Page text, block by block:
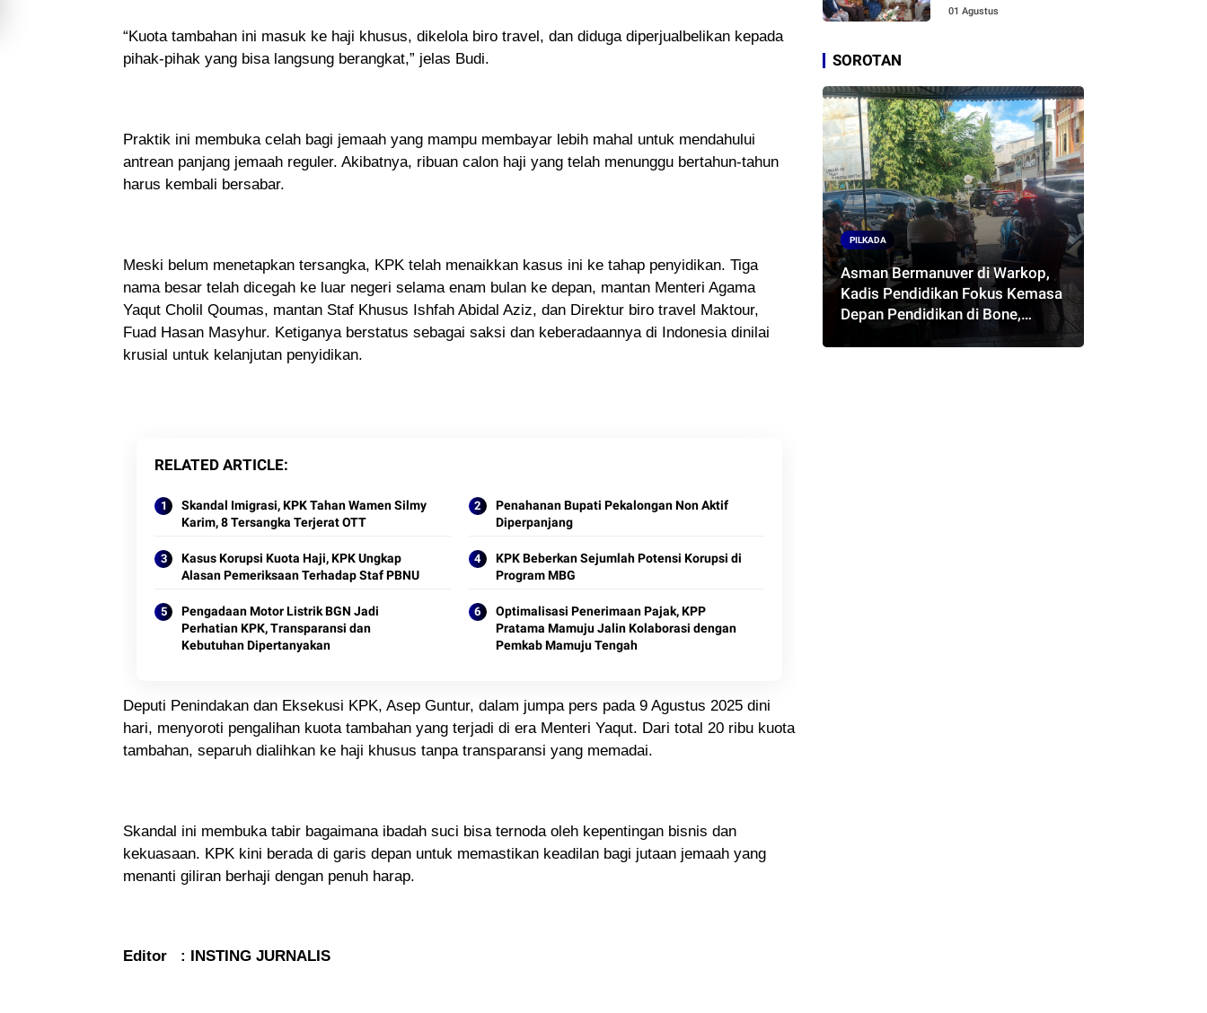
“Kuota tambahan ini masuk ke haji khusus, dikelola biro travel, dan diduga diperjualbelikan kepada
pihak-pihak yang bisa langsung berangkat,” jelas Budi.
Praktik ini membuka celah bagi jemaah yang mampu membayar lebih mahal untuk mendahului
antrean panjang jemaah reguler. Akibatnya, ribuan calon haji yang telah menunggu bertahun-tahun
harus kembali bersabar.
Meski belum menetapkan tersangka, KPK telah menaikkan kasus ini ke tahap penyidikan. Tiga
nama besar telah dicegah ke luar negeri selama enam bulan ke depan, mantan Menteri Agama
Yaqut Cholil Qoumas, mantan Staf Khusus Ishfah Abidal Aziz, dan Direktur biro travel Maktour,
Fuad Hasan Masyhur. Ketiganya berstatus sebagai saksi dan keberadaannya di Indonesia dinilai
krusial untuk kelanjutan penyidikan.
RELATED ARTICLE
Skandal Imigrasi, KPK Tahan Wamen Silmy
Karim, 8 Tersangka Terjerat OTT
Penahanan Bupati Pekalongan Non Aktif
Diperpanjang
Kasus Korupsi Kuota Haji, KPK Ungkap
Alasan Pemeriksaan Terhadap Staf PBNU
KPK Beberkan Sejumlah Potensi Korupsi di
Program MBG
Pengadaan Motor Listrik BGN Jadi
Perhatian KPK, Transparansi dan
Kebutuhan Dipertanyakan
Optimalisasi Penerimaan Pajak, KPP
Pratama Mamuju Jalin Kolaborasi dengan
Pemkab Mamuju Tengah
Deputi Penindakan dan Eksekusi KPK, Asep Guntur, dalam jumpa pers pada 9 Agustus 2025 dini
hari, menyoroti pengalihan kuota tambahan yang terjadi di era Menteri Yaqut. Dari total 20 ribu kuota
tambahan, separuh dialihkan ke haji khusus tanpa transparansi yang memadai.
Skandal ini membuka tabir bagaimana ibadah suci bisa ternoda oleh kepentingan bisnis dan
kekuasaan. KPK kini berada di garis depan untuk memastikan keadilan bagi jutaan jemaah yang
menanti giliran berhaji dengan penuh harap.
Editor : INSTING JURNALIS
Bahas Sinergitas
01 Agustus
SOROTAN
PILKADA
Asman Bermanuver di Warkop,
Kadis Pendidikan Fokus Kemasa
Depan Pendidikan di Bone,
Akankah Terwujud Pasangan